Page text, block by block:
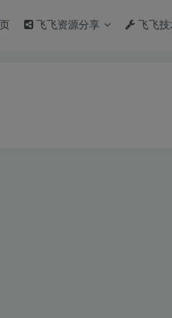
飞飞资源分享 飞飞